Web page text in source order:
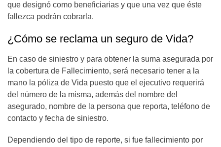
que designó como beneficiarias y que una vez que éste
fallezca podrán cobrarla.
¿Cómo se reclama un seguro de Vida?
En caso de siniestro y para obtener la suma asegurada por
la cobertura de Fallecimiento, será necesario tener a la
mano la póliza de Vida puesto que el ejecutivo requerirá
del número de la misma, además del nombre del
asegurado, nombre de la persona que reporta, teléfono de
contacto y fecha de siniestro.
Dependiendo del tipo de reporte, si fue fallecimiento por